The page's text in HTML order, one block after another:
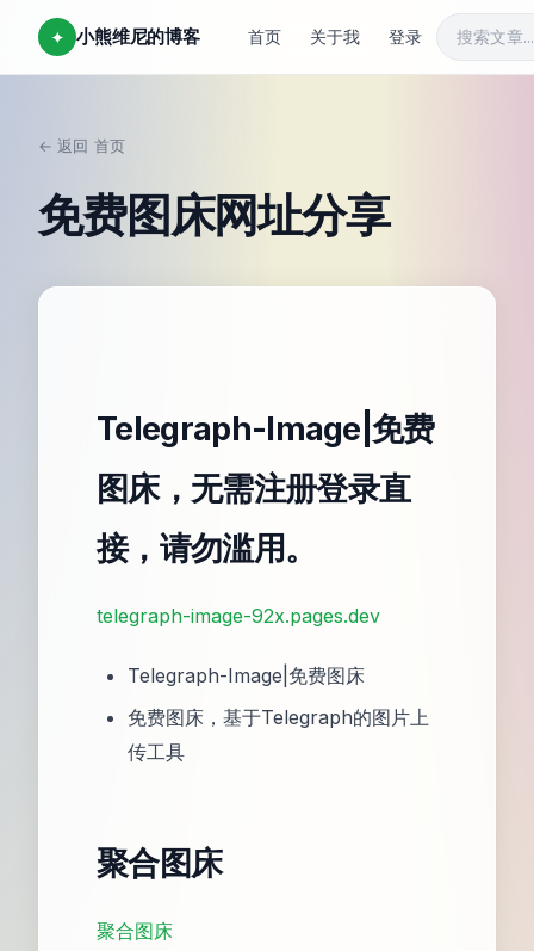
✦ 小熊维尼的博客 首页 关于我 登录
← 返回 首页
免费图床网址分享
Telegraph-Image|免费
图床，无需注册登录直
接，请勿滥用。
telegraph-image-92x.pages.dev
Telegraph-Image|免费图床
免费图床，基于Telegraph的图片上
传工具
聚合图床
聚合图床